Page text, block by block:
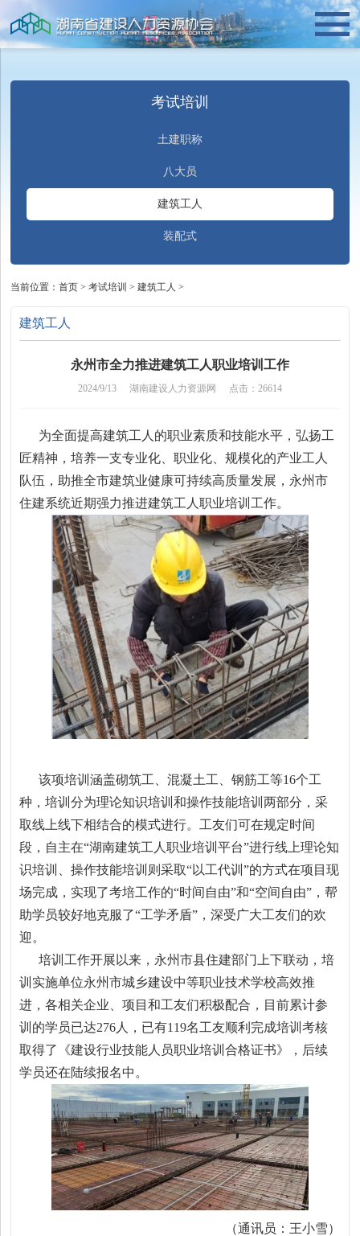
考试培训
土建职称
八大员
建筑工人
装配式
当前位置：首页 >考试培训 >建筑工人 >
建筑工人
永州市全力推进建筑工人职业培训工作
2024/9/13 湖南建设人力资源网 点击：26614
为全面提高建筑工人的职业素质和技能水平，弘扬工
匠精神，培养一支专业化、职业化、规模化的产业工人
队伍，助推全市建筑业健康可持续高质量发展，永州市
住建系统近期强力推进建筑工人职业培训工作。
该项培训涵盖砌筑工、混凝土工、钢筋工等16个工
种，培训分为理论知识培训和操作技能培训两部分，采
取线上线下相结合的模式进行。工友们可在规定时间
段，自主在“湖南建筑工人职业培训平台”进行线上理论知
识培训、操作技能培训则采取“以工代训”的方式在项目现
场完成，实现了考培工作的“时间自由”和“空间自由”，帮
助学员较好地克服了“工学矛盾”，深受广大工友们的欢
迎。
培训工作开展以来，永州市县住建部门上下联动，培
训实施单位永州市城乡建设中等职业技术学校高效推
进，各相关企业、项目和工友们积极配合，目前累计参
训的学员已达276人，已有119名工友顺利完成培训考核
取得了《建设行业技能人员职业培训合格证书》，后续
学员还在陆续报名中。
（通讯员：王小雪）